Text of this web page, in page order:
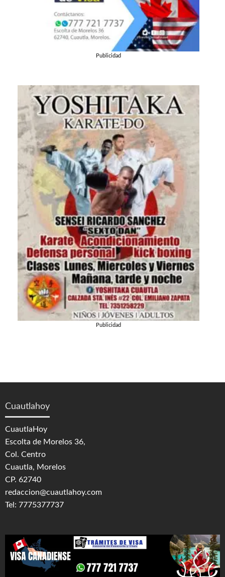
Publicidad
Publicidad
Cuautlahoy
CuautlaHoy
Escolta de Morelos 36,
Col. Centro
Cuautla, Morelos
CP. 62740
redaccion@cuautlahoy.com
Tel: 7775377737